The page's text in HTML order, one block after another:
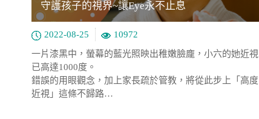
守護孩子的視界~讓Eye永不止息
2022-08-25
10972
一片漆黑中，螢幕的藍光照映出稚嫩臉龐，小六的她近視
已高達1000度。
錯誤的用眼觀念，加上家長疏於管教，將從此步上「高度
近視」這條不歸路…